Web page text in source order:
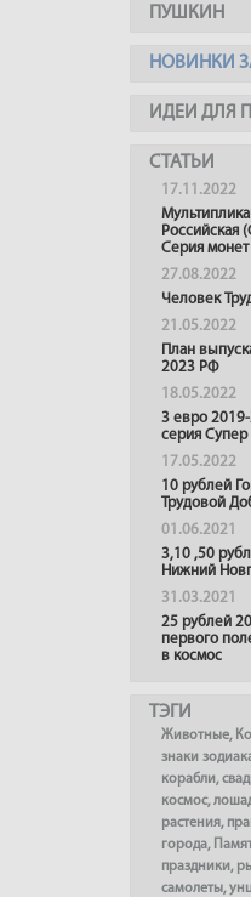
ПУШКИН
НОВИНКИ
ИДЕИ ДЛЯ
СТАТЬИ
17.11.2022
Российская
Серия монет
27.08.2022
Человек
21.05.2022
План
2023 РФ
18.05.2022
3 евро
серия
17.05.2022
10 рублей
Трудовой
01.06.2021
3,10 ,50
Нижний
31.03.2021
25 рублей
первого
в космос
ТЭГИ
Животные,
знаки
корабли,
космос,
растения,
города,
праздники,
самолеты,